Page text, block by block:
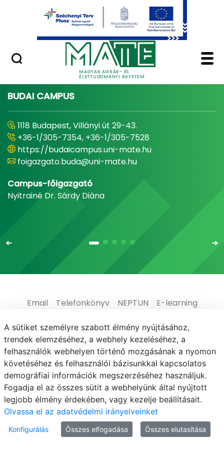
Ugrás a fő tartalomhoz
MAGYAR AGRÁR- ÉS
ÉLETTUDOMÁNYI EGYETEM
Minőségügy
Home - Magyar
BUDAI CAMPUS
1118 Budapest, Villányi út 29-43.
+36-1/305-7354, +36-1/305-7528
https://budaicampus.uni-mate.hu
foigazgato.buda@uni-mate.hu
Campus-főigazgató
Nyitrainé Dr. Sárdy Diána
Email Telefonkönyv NEPTUN
E-learning
Médiaközpont
Informatikai Igazgatóság
Adatvédelem
© MATE 2021
A sütiket személyre szabott élmény nyújtásához,
trendek elemzéséhez, a webhely kezeléséhez, a
felhasználók webhelyen történő mozgásának a nyomon
követéséhez és felhasználói bázisunkkal kapcsolatos
demográfiai információk megszerzéséhez használjuk.
Fogadja el az összes sütit a webhelyünk által nyújtott
legjobb élmény érdekében, vagy kezelje beállításait.
Olvassa el az adatvédelmi irányelveinket
Konfigurálás Összes elfogadása Összes elutasítása